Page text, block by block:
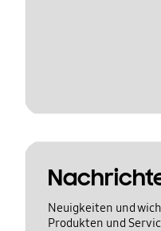
Neuigkeiten und
Produkten und